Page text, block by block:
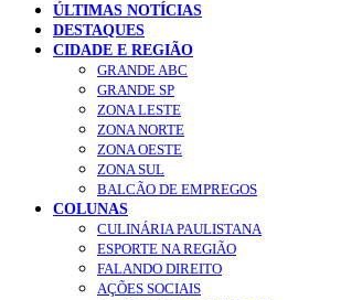
ÚLTIMAS NOTÍCIAS
DESTAQUES
CIDADE E REGIÃO
GRANDE ABC
GRANDE SP
ZONA LESTE
ZONA NORTE
ZONA OESTE
ZONA SUL
BALCÃO DE EMPREGOS
COLUNAS
CULINÁRIA PAULISTANA
ESPORTE NA REGIÃO
FALANDO DIREITO
AÇÕES SOCIAIS